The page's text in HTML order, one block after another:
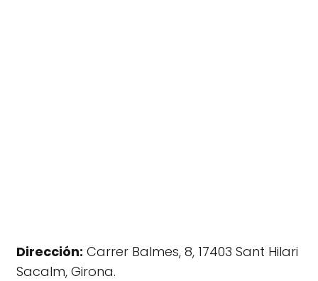
Dirección: Carrer Balmes, 8, 17403 Sant Hilari
Sacalm, Girona.